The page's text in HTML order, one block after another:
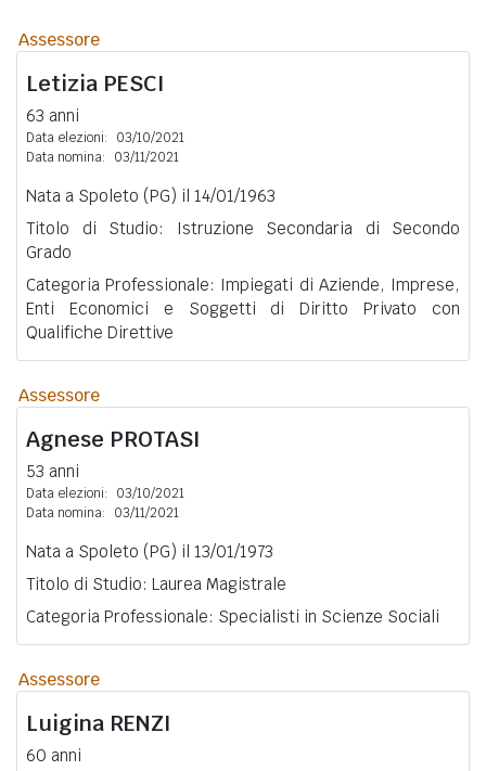
Assessore
Letizia PESCI
63 anni
Data elezioni:
03/10/2021
Data nomina:
03/11/2021
Nata a Spoleto (PG) il 14/01/1963
Titolo di Studio: Istruzione Secondaria di Secondo
Grado
Categoria Professionale: Impiegati di Aziende, Imprese,
Enti Economici e Soggetti di Diritto Privato con
Qualifiche Direttive
Assessore
Agnese PROTASI
53 anni
Data elezioni:
03/10/2021
Data nomina:
03/11/2021
Nata a Spoleto (PG) il 13/01/1973
Titolo di Studio: Laurea Magistrale
Categoria Professionale: Specialisti in Scienze Sociali
Assessore
Luigina RENZI
60 anni